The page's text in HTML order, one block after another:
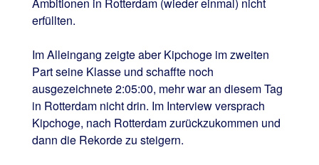
Ambitionen in Rotterdam (wieder einmal) nicht
erfüllten.
Im Alleingang zeigte aber Kipchoge im zweiten
Part seine Klasse und schaffte noch
ausgezeichnete 2:05:00, mehr war an diesem Tag
in Rotterdam nicht drin. Im Interview versprach
Kipchoge, nach Rotterdam zurückzukommen und
dann die Rekorde zu steigern.